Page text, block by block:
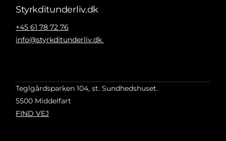
Styrkditunderliv.dk
+45 61 78 72 76
info@styrkditunderliv.dk
Teglgårdsparken 104, st. Sundhedshuset.
5500 Middelfart
FIND VEJ